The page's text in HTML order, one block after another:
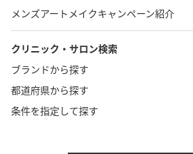
メンズアートメイクキャンペーン紹介
クリニック・サロン検索
ブランドから探す
都道府県から探す
条件を指定して探す